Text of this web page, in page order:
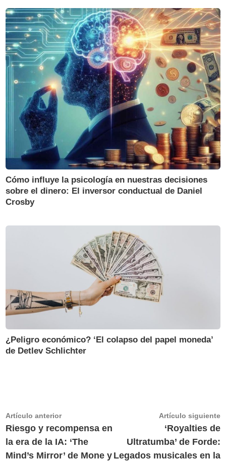
Cómo influye la psicología en nuestras decisiones
sobre el dinero: El inversor conductual de Daniel
Crosby
¿Peligro económico? ‘El colapso del papel moneda’
de Detlev Schlichter
Navegación
de
entradas
Artículo anteriorArtículo
anterior:
Riesgo y recompensa en
la era de la IA: ‘The
Mind’s Mirror’ de Mone y
Artículo siguiente
‘Royalties de
Ultratumba’ de Forde:
Legados musicales en la